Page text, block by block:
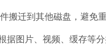
搬迁到其他磁盘，避免
图片、视频、缓存等分